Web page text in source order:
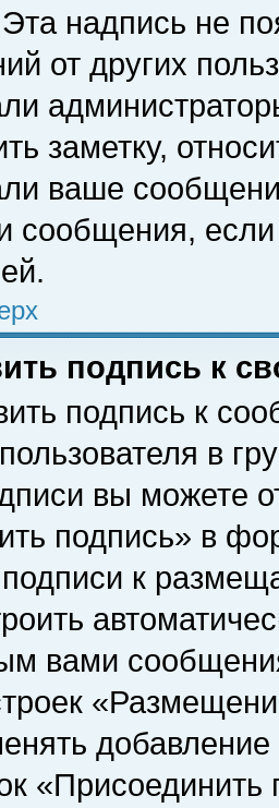
надпись не
от других
заметку,
ваше
сообщения,
подпись к
подпись к
в
вы можете
подпись» в
к
вами
«Присоединить